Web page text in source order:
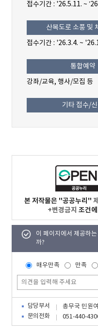
접수기간 : '26.5.11. ~
산복도로 소풍 및
접수기간 : '26.3.4. ~
통합예약
강좌/교육, 행사/모집 등
기타 접수/신
본 저작물은 "공공누리"
+변경금지 조건
이 페이지에서 제공하
까?
매우만족 만족
담당부서
총무국 민원
문의전화
051-440-